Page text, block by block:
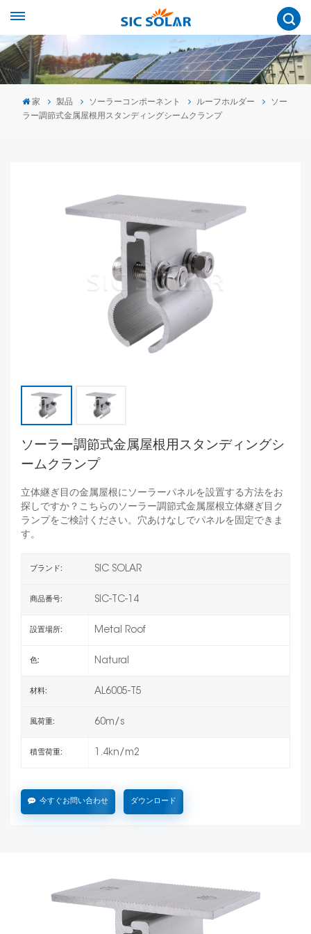
家 製品 ソーラーコンポーネント ルーフホルダー
ソー
ラー調節式金属屋根用スタンディングシームクランプ
ソーラー調節式金属屋根用スタンディングシ
ームクランプ
立体継ぎ目の金属屋根にソーラーパネルを設置する方法をお
探しですか？こちらのソーラー調節式金属屋根立体継ぎ目ク
ランプをご検討ください。穴あけなしでパネルを固定できま
す。
ブランド: SIC SOLAR
商品番号: SIC-TC-14
設置場所: Metal Roof
色: Natural
材料: AL6005-T5
風荷重: 60m/s
積雪荷重: 1.4kn/m2
今すぐお問い合わせ ダウンロード